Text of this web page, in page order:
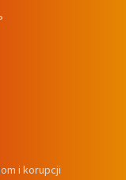
i korupcji